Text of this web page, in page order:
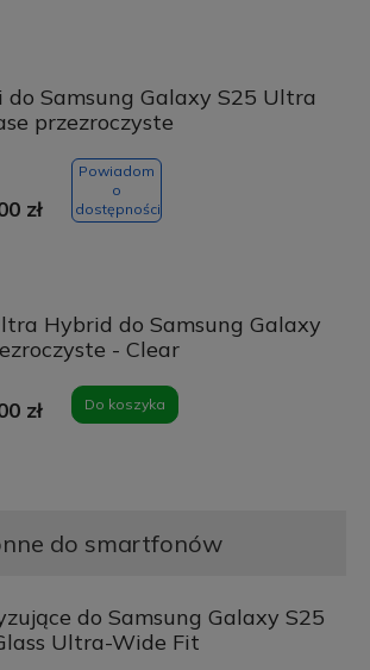
do Samsung Galaxy S25 Ultra
przezroczyste
zł
Powiadom
o
dostępności
Hybrid do Samsung Galaxy
- Clear
zł Do koszyka
do smartfonów
do Samsung Galaxy S25
Ultra-Wide Fit